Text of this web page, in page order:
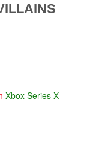
Xbox Series X